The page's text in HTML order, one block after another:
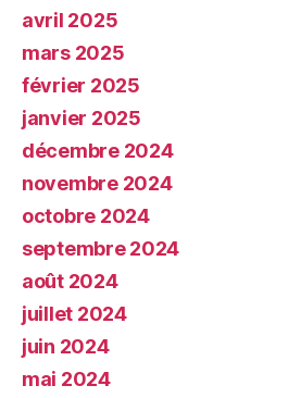
avril 2025
mars 2025
février 2025
janvier 2025
décembre 2024
novembre 2024
octobre 2024
septembre 2024
août 2024
juillet 2024
juin 2024
mai 2024